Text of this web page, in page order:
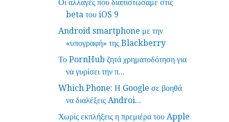
Οι αλλαγές που διαπιστώσαμε στις
beta του iOS 9
Android smartphone με την
«υπογραφή» της Blackberry
Το PornHub ζητά χρηματοδότηση για
να γυρίσει την π...
Which Phone: Η Google σε βοηθά
να διαλέξεις Androi...
Χωρίς εκπλήξεις η πρεμιέρα του Apple